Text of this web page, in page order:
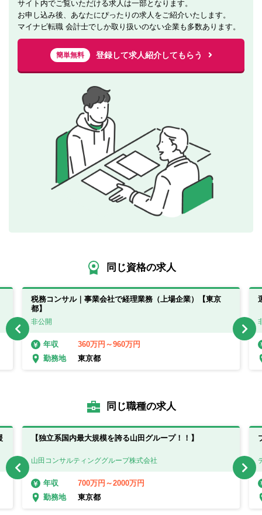
サイト内でご覧いただける求人は一部となります。
お申し込み後、あなたにぴったりの求人をご紹介いたします。
マイナビ転職 会計士でしか取り扱いのない企業も多数あります。
簡単無料 登録して求人紹介してもらう
同じ資格の求人
税務コンサル｜事業会社で経理業務（上場企業）【東京
都】
非公開
年収
360万円～960万円
勤務地
東京都
同じ職種の求人
【独立系国内最大規模を誇る山田グループ！！】
山田コンサルティンググループ株式会社
年収
700万円～2000万円
勤務地
東京都